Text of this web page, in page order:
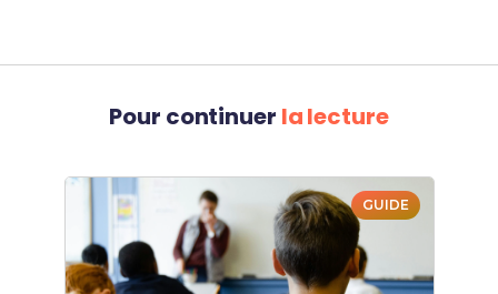
Pour continuer la lecture
GUIDE